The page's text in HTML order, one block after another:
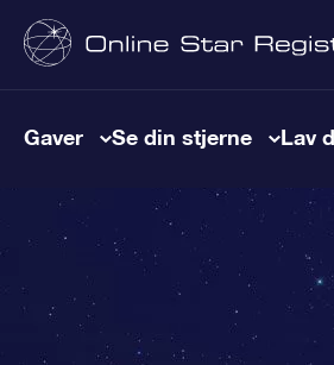
Gaver Se din stjerne Lav